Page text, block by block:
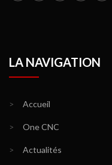
LA NAVIGATION
> Accueil
> One CNC
> Actualités